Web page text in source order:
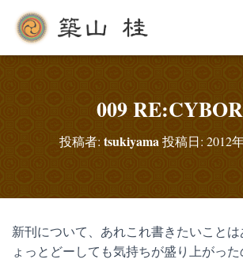
009
投稿者: tsukiyama投稿日: 2012
新刊について、あれこれ書きたいこと
ょっとどーしても気持ちが盛り上がっ